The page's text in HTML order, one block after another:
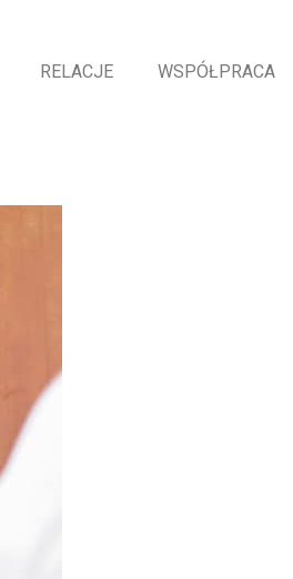
RELACJE WSPÓŁPRACA